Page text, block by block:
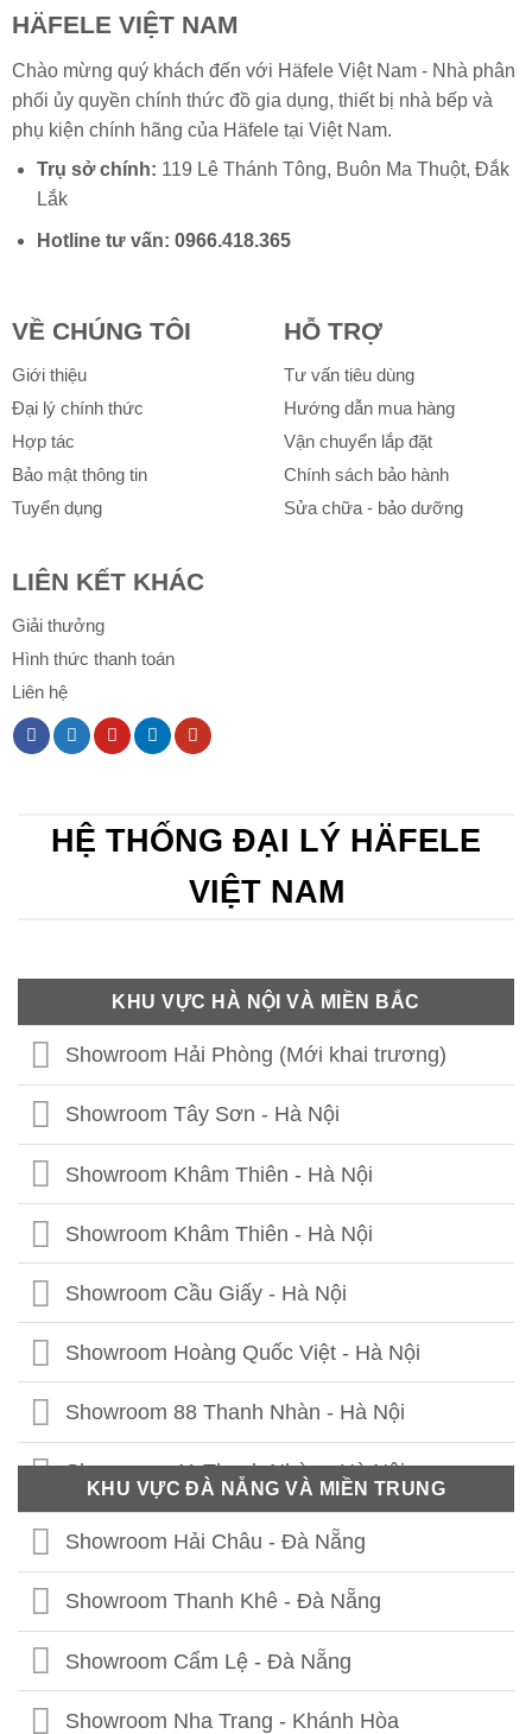
HÄFELE VIỆT NAM
Chào mừng quý khách đến với Häfele Việt Nam - Nhà phân
phối ủy quyền chính thức đồ gia dụng, thiết bị nhà bếp và
phụ kiện chính hãng của Häfeletại Việt Nam.
Trụ sở chính: 119 Lê Thánh Tông, Buôn Ma Thuột, Đắk
Lắk
Hotline tư vấn: 0966.418.365
VỀ CHÚNG TÔI
Giới thiệu
Đại lý chính thức
Hợp tác
Bảo mật thông tin
Tuyển dụng
HỖ TRỢ
Tư vấn tiêu dùng
Hướng dẫn mua hàng
Vận chuyển lắp đặt
Chính sách bảo hành
Sửa chữa - bảo dưỡng
LIÊN KẾT KHÁC
Giải thưởng
Hình thức thanh toán
Liên hệ
HỆ THỐNG ĐẠI LÝ HÄFELE
VIỆT NAM
KHU VỰC HÀ NỘI VÀ MIỀN BẮC
Showroom Hải Phòng (Mới khai trương)
Showroom Tây Sơn - Hà Nội
Showroom Khâm Thiên - Hà Nội
Showroom Khâm Thiên - Hà Nội
Showroom Cầu Giấy - Hà Nội
Showroom Hoàng Quốc Việt - Hà Nội
Showroom 88 Thanh Nhàn - Hà Nội
Showroom 41 Thanh Nhàn - Hà Nội
Showroom Thái Thịnh - Hà Nội
Showroom Lê Chân - Hải Phòng
Showroom Hạ Long - Quảng Ninh
Showroom Bắc Ninh
KHU VỰC ĐÀ NẴNG VÀ MIỀN TRUNG
Showroom Hải Châu - Đà Nẵng
Showroom Thanh Khê - Đà Nẵng
Showroom Cẩm Lệ - Đà Nẵng
Showroom Nha Trang - Khánh Hòa